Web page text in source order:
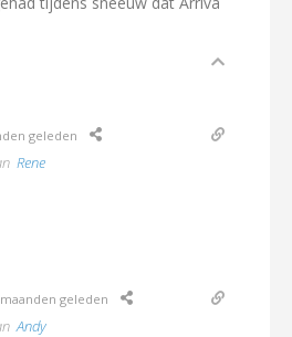
geleden
Rene
geleden
Andy